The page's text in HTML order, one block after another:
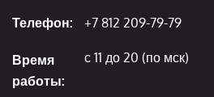
Телефон: +7 812 209-79-79
Время
работы:
с 11 до 20 (по мск)